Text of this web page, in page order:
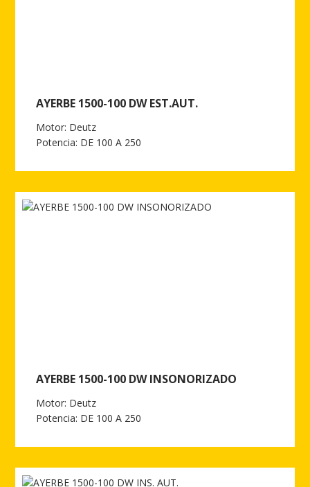
AYERBE 1500-100 DW EST.AUT.
Motor: Deutz
Potencia: DE 100 A 250
AYERBE 1500-100 DW INSONORIZADO
Motor: Deutz
Potencia: DE 100 A 250